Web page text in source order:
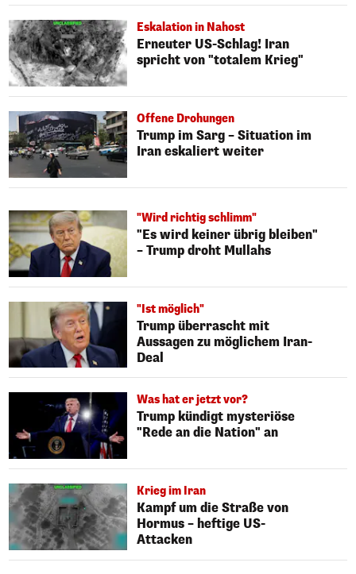
Eskalation in Nahost
Erneuter US-Schlag! Iran
spricht von "totalem Krieg"
Offene Drohungen
Trump im Sarg – Situation im
Iran eskaliert weiter
"Wird richtig schlimm"
"Es wird keiner übrig bleiben"
– Trump droht Mullahs
"Ist möglich"
Trump überrascht mit
Aussagen zu möglichem Iran-
Deal
Was hat er jetzt vor?
Trump kündigt mysteriöse
"Rede an die Nation" an
Krieg im Iran
Kampf um die Straße von
Hormus – heftige US-
Attacken